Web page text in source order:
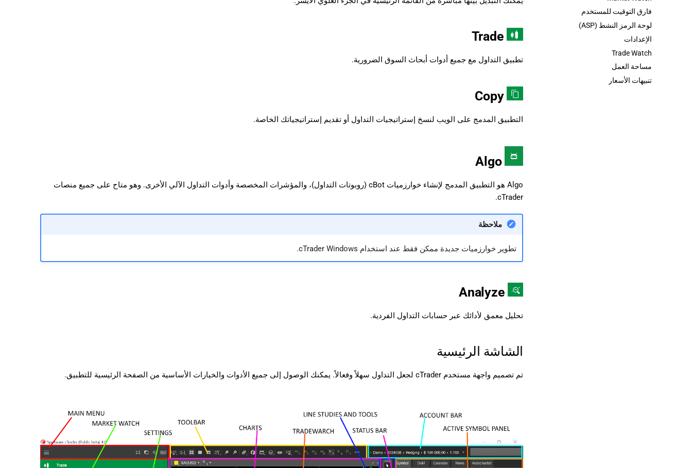
فارق التوقيت للمستخدم
لوحة الرمز النشط (ASP)
الإعدادات
Trade Watch
مساحة العمل
تنبيهات الأسعار
تطبيق التداول مع جميع أدوات أبحاث السوق الضرورية.
Copy
التطبيق المدمج على الويب لنسخ إستراتيجيات التداول أو تقديم إستراتيجياتك الخاصة.
Algo
Algo هو التطبيق المدمج لإنشاء خوارزميات cBot (روبوتات التداول)، والمؤشرات المخصصة وأدوات التداول الآلي الأخرى. وهو متاح على جميع منصات
cTrader.
ملاحظة
تطوير خوارزميات جديدة ممكن فقط عند استخدام cTrader Windows.
تحليل معمق لأدائك عبر حسابات التداول الفردية.
الشاشة الرئيسية
تم تصميم واجهة مستخدم cTrader لجعل التداول سهلاً وفعالاً. يمكنك الوصول إلى جميع الأدوات والخيارات الأساسية من الصفحة الرئيسية للتطبيق.